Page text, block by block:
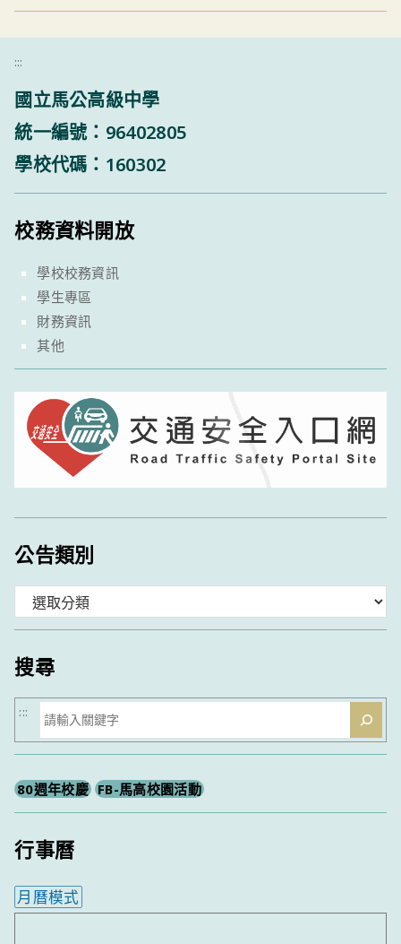
:::
國立馬公高級中學
統一編號：96402805
學校代碼：160302
校務資料開放
學校校務資訊
學生專區
財務資訊
其他
公告類別
類
搜尋
搜
尋
:::
80週年校慶 FB-馬高校園活動
行事曆
月曆模式